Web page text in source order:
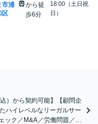
市浦
区
から徒
歩6分
18:00（土日祝
日）
）から契約可能】【顧問企
ハイレベルなリーガルサー
ック／M&A／労働問題／知